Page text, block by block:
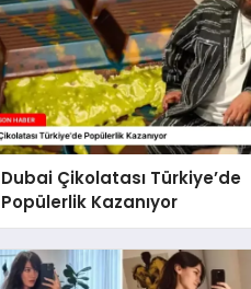
Dubai Çikolatası Türkiye’de
Popülerlik Kazanıyor